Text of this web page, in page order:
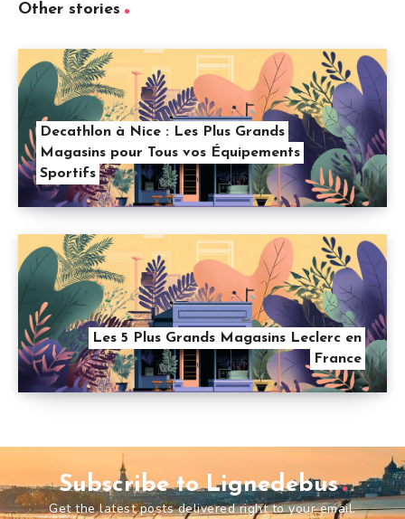
Other stories
Decathlon à Nice : Les Plus Grands
Magasins pour Tous vos Équipements
Sportifs
Les 5 Plus Grands Magasins Leclerc en
France
Subscribe to Lignedebus
Get the latest posts delivered right to your email.